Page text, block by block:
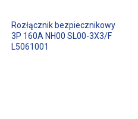
Rozłącznik bezpiecznikowy
3P 160A NH00 SL00-3X3/F
L5061001